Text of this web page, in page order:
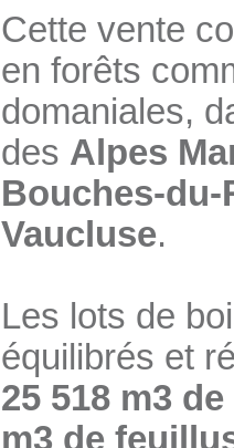
Cette vente
en forêts
domaniales,
des Alpes
Bouches-du-
Vaucluse.
Les lots de
équilibrés et
25 518 m3
m3 de